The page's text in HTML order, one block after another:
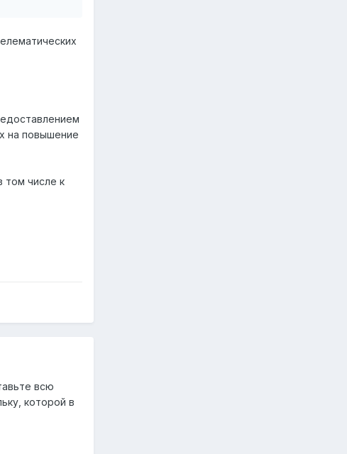
на повышение
том числе к
всю
которой в